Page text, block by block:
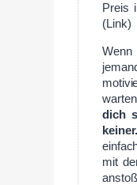
Preis
(Link)
dich
mit